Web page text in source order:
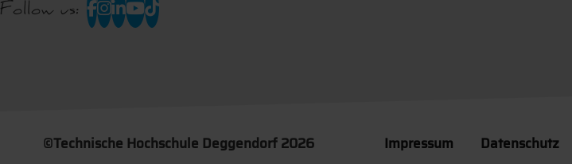
Follow us:
©Technische Hochschule Deggendorf 2026 Impressum Datenschutz